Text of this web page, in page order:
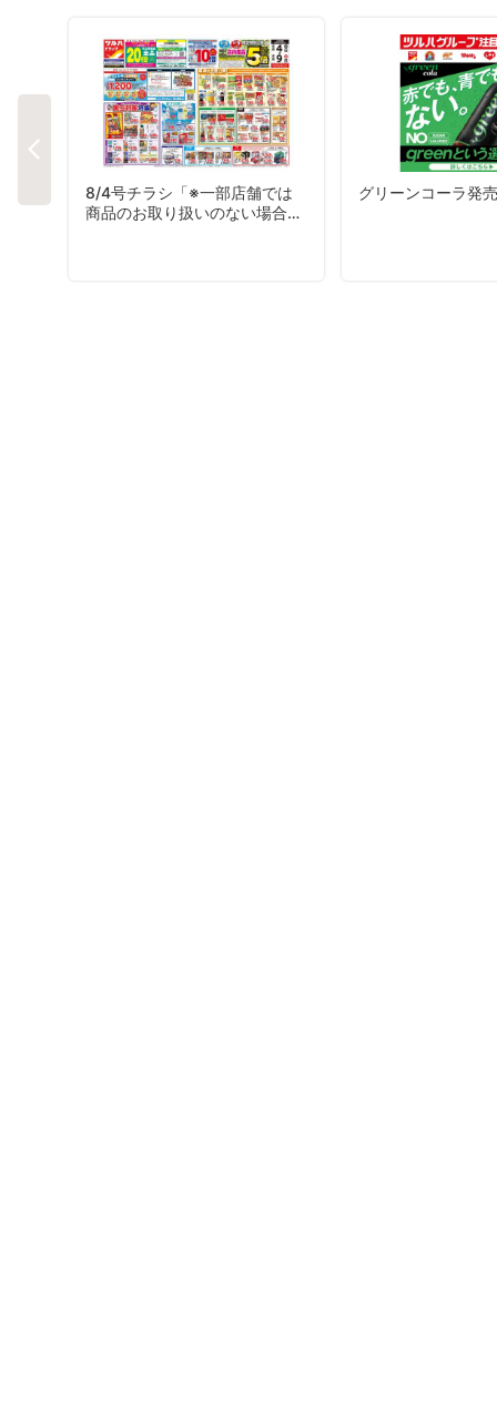
8/4号チラシ「※一部店舗では
商品のお取り扱いのない場合が
グリーンコーラ発売